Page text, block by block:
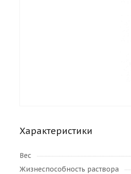
Характеристики
Вес
Жизнеспособность раствора